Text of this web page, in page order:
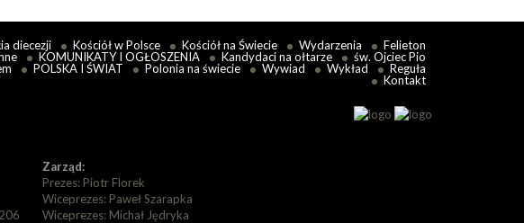
diecezji Kościół w Polsce Kościół na Świecie Wydarzenia
Felieton
KOMUNIKATY I OGŁOSZENIA Kandydaci na ołtarze
św. Ojciec Pio
POLSKA I ŚWIAT Polonia na świecie Wywiad Wykład
Reguła
Kontakt
Zarząd:
Prezes: Piotr Florek
Wiceprezes: Paweł Szarapka
Wiceprezes: Michał Jędryka